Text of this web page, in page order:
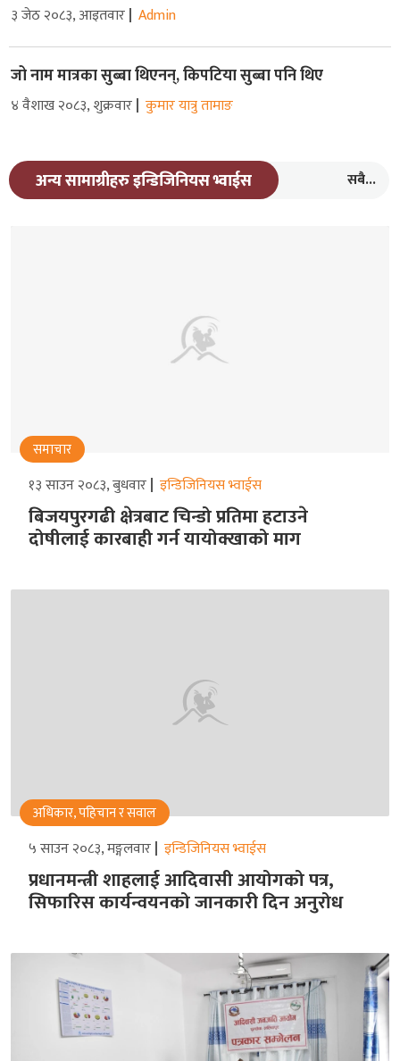
३ जेठ २०८३, आइतवार Admin
जो नाम मात्रका सुब्बा थिएनन्, किपटिया सुब्बा पनि थिए
४ वैशाख २०८३, शुक्रवार कुमार यात्रु तामाङ
अन्य सामाग्रीहरु इन्डिजिनियस भ्वाईस सबै...
समाचार
१३ साउन २०८३, बुधवार इन्डिजिनियस भ्वाईस
बिजयपुरगढी क्षेत्रबाट चिन्डो प्रतिमा हटाउने
दोषीलाई कारबाही गर्न यायोक्खाको माग
अधिकार, पहिचान र सवाल
५ साउन २०८३, मङ्गलवार इन्डिजिनियस भ्वाईस
प्रधानमन्त्री शाहलाई आदिवासी आयोगको पत्र,
सिफारिस कार्यन्वयनको जानकारी दिन अनुरोध